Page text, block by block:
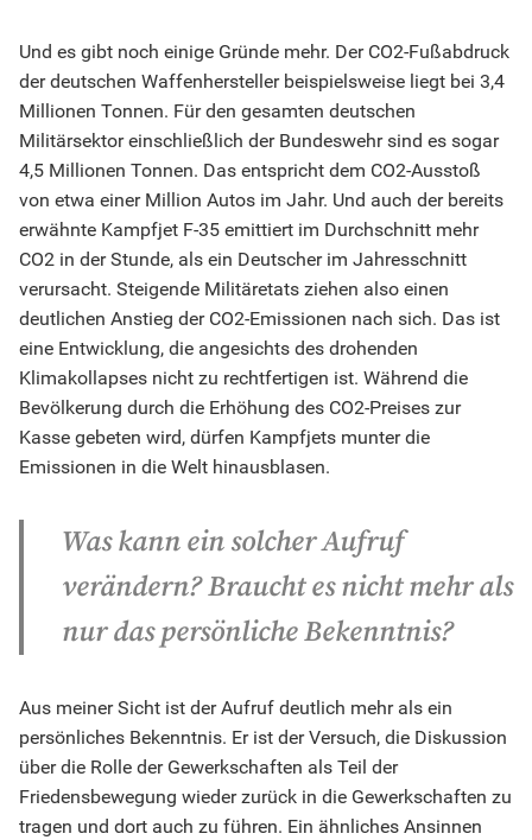
Und es gibt noch einige Gründe mehr. Der CO2-Fußabdruck
der deutschen Waffenhersteller beispielsweise liegt bei 3,4
Millionen Tonnen. Für den gesamten deutschen
Militärsektor einschließlich der Bundeswehr sind es sogar
4,5 Millionen Tonnen. Das entspricht dem CO2-Ausstoß
von etwa einer Million Autos im Jahr. Und auch der bereits
erwähnte Kampfjet F-35 emittiert im Durchschnitt mehr
CO2 in der Stunde, als ein Deutscher im Jahresschnitt
verursacht. Steigende Militäretats ziehen also einen
deutlichen Anstieg der CO2-Emissionen nach sich. Das ist
eine Entwicklung, die angesichts des drohenden
Klimakollapses nicht zu rechtfertigen ist. Während die
Bevölkerung durch die Erhöhung des CO2-Preises zur
Kasse gebeten wird, dürfen Kampfjets munter die
Emissionen in die Welt hinausblasen.
Was kann ein solcher Aufruf
verändern? Braucht es nicht mehr als
nur das persönliche Bekenntnis?
Aus meiner Sicht ist der Aufruf deutlich mehr als ein
persönliches Bekenntnis. Er ist der Versuch, die Diskussion
über die Rolle der Gewerkschaften als Teil der
Friedensbewegung wieder zurück in die Gewerkschaften zu
tragen und dort auch zu führen. Ein ähnliches Ansinnen